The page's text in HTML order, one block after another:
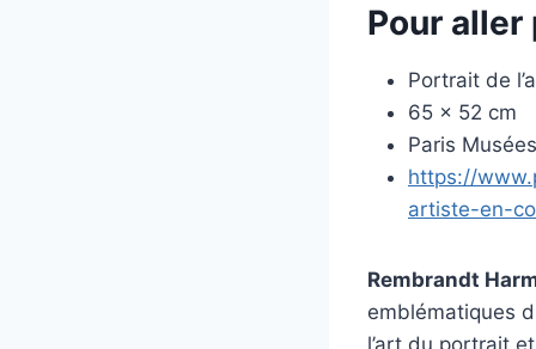
Pour aller
Portrait de
65 x 52 cm
Paris
https://
artiste-en-
Rembrandt
emblématiques
l’art du portrait